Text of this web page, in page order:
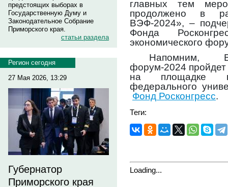
предстоящих выборах в
Государственную Думу и
Законодательное Собрание
Приморского края.
статьи раздела
Регион сегодня
27 Мая 2026, 13:29
Губернатор
Приморского края
главных тем
продолжено в
ВЭФ-2024», –
Фонда
экономического
Напомним,
форум-2024 пройдет
на площадке
федерального
Фонд Росконгресс.
Теги:
Loading...